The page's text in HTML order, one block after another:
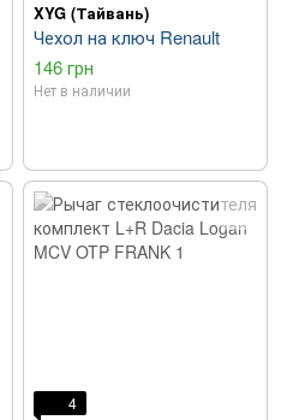
XYG (Тайвань)
Чехол на ключ Renault
146 грн
Нет в наличии
4